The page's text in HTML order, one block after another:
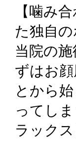
【噛み
た独自の
当院の
ずはお
とから
ってし
ラック